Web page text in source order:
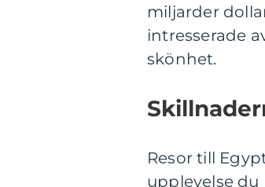
miljarder
intresserade
skönhet.
Resor till
upplevelse